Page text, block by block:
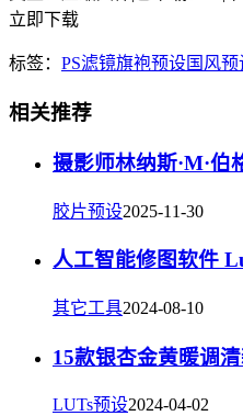
立即下载
标签： PS滤镜旗袍预设国风预
相关推荐
摄影师林纳斯·M·
胶片预设2025-11-30
人工智能修图软件
其它工具2024-08-10
15款银杏金黄暖调
LUTs预设2024-04-02